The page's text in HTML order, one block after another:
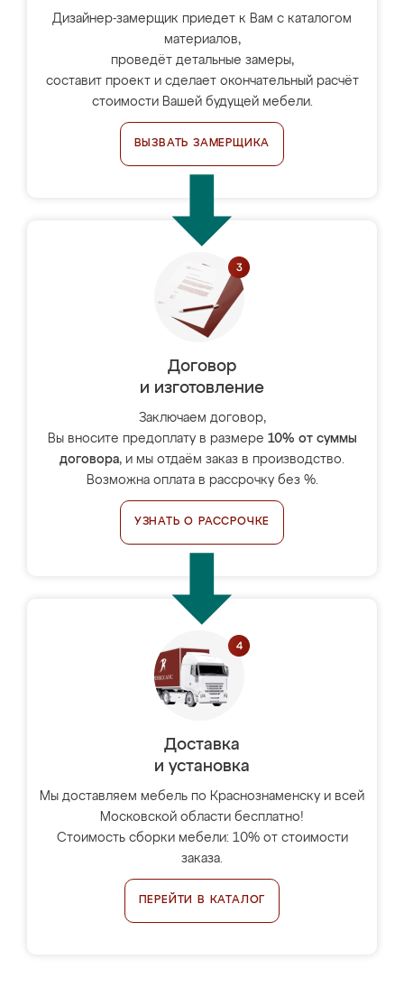
Дизайнер-замерщик приедет к Вам с каталогом
материалов,
проведёт детальные замеры,
составит проект и сделает окончательный расчёт
стоимости Вашей будущей мебели.
ВЫЗВАТЬ ЗАМЕРЩИКА
Договор
и изготовление
Заключаем договор,
Вы вносите предоплату в размере 10% от суммы
договора, и мы отдаём заказ в производство.
Возможна оплата в рассрочку без %.
УЗНАТЬ О РАССРОЧКЕ
Доставка
и установка
Мы доставляем мебель по Краснознаменску и всей
Московской области бесплатно!
Стоимость сборки мебели: 10% от стоимости
заказа.
ПЕРЕЙТИ В КАТАЛОГ